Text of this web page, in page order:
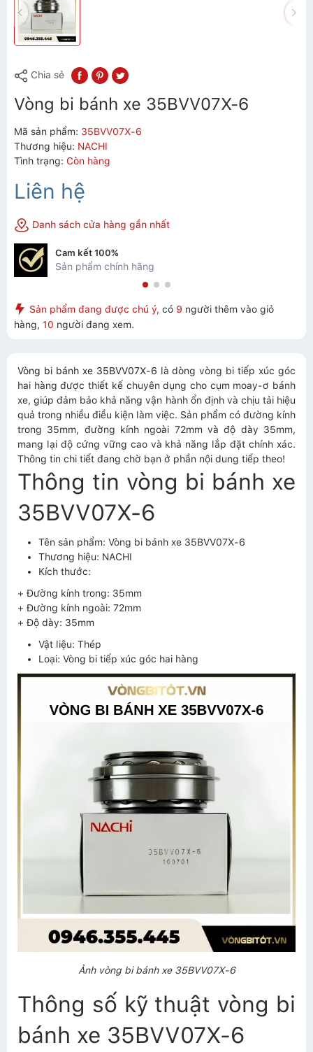
Chia sẻ
Vòng bi bánh xe 35BVV07X-6
Mã sản phẩm: 35BVV07X-6
Thương hiệu: NACHI
Tình trạng: Còn hàng
Liên hệ
Danh sách cửa hàng gần nhất
Cam kết 100%
Sản phẩm chính hãng
Sản phẩm đang được chú ý, có 9 người thêm vào giỏ
hàng, 10 người đang xem.
Vòng bi bánh xe 35BVV07X-6 là dòng vòng bi tiếp xúc góc
hai hàng được thiết kế chuyên dụng cho cụm moay-ơ bánh
xe, giúp đảm bảo khả năng vận hành ổn định và chịu tải hiệu
quả trong nhiều điều kiện làm việc. Sản phẩm có đường kính
trong 35mm, đường kính ngoài 72mm và độ dày 35mm,
mang lại độ cứng vững cao và khả năng lắp đặt chính xác.
Thông tin chi tiết đang chờ bạn ở phần nội dung tiếp theo!
Thông tin vòng bi bánh xe
35BVV07X-6
Tên sản phẩm: Vòng bi bánh xe 35BVV07X-6
Thương hiệu: NACHI
Kích thước:
+ Đường kính trong: 35mm
+ Đường kính ngoài: 72mm
+ Độ dày: 35mm
Vật liệu: Thép
Loại: Vòng bi tiếp xúc góc hai hàng
Ảnh vòng bi bánh xe 35BVV07X-6
Thông số kỹ thuật vòng bi
bánh xe 35BVV07X-6